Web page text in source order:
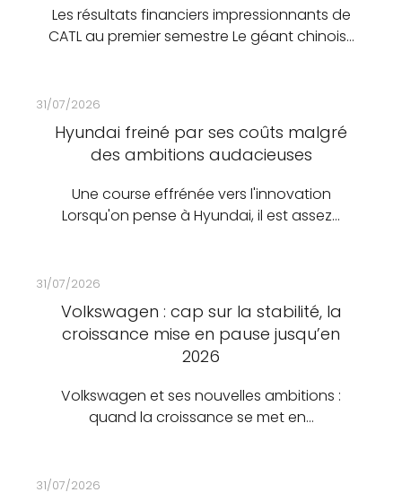
Les résultats financiers impressionnants de
CATL au premier semestre Le géant chinois…
31/07/2026
Hyundai freiné par ses coûts malgré
des ambitions audacieuses
Une course effrénée vers l'innovation
Lorsqu'on pense à Hyundai, il est assez…
31/07/2026
Volkswagen : cap sur la stabilité, la
croissance mise en pause jusqu’en
2026
Volkswagen et ses nouvelles ambitions :
quand la croissance se met en…
31/07/2026